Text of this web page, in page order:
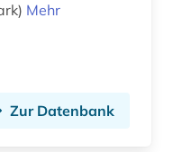
Mehr
Zur Datenbank